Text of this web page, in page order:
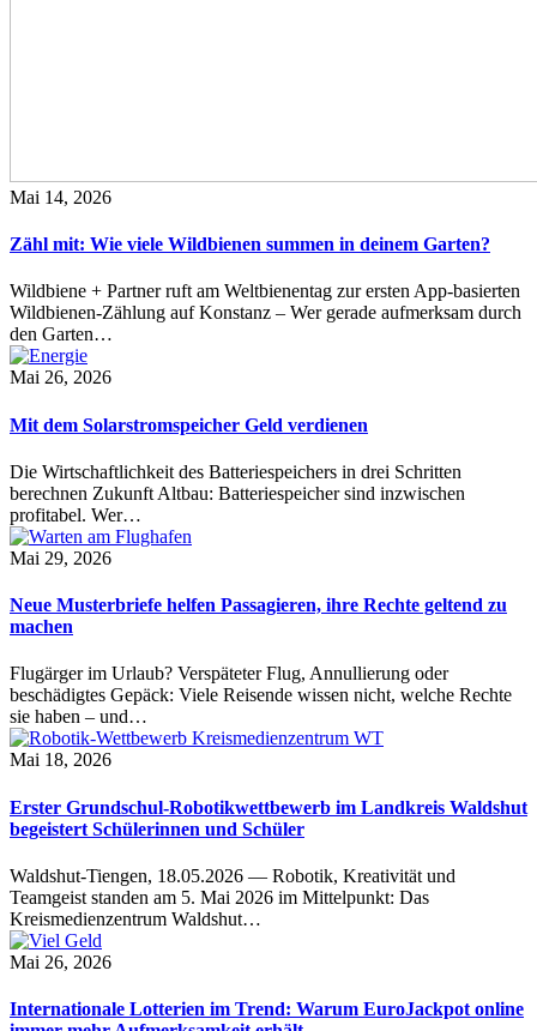
Mai 14, 2026
Zähl mit: Wie viele Wildbienen summen in deinem Garten?
Wildbiene + Partner ruft am Weltbienentag zur ersten App-basierten
Wildbienen-Zählung auf Konstanz – Wer gerade aufmerksam durch
den Garten…
Mai 26, 2026
Mit dem Solarstromspeicher Geld verdienen
Die Wirtschaftlichkeit des Batteriespeichers in drei Schritten
berechnen Zukunft Altbau: Batteriespeicher sind inzwischen
profitabel. Wer…
Mai 29, 2026
Neue Musterbriefe helfen Passagieren, ihre Rechte geltend zu
machen
Flugärger im Urlaub? Verspäteter Flug, Annullierung oder
beschädigtes Gepäck: Viele Reisende wissen nicht, welche Rechte
sie haben – und…
Mai 18, 2026
Erster Grundschul-Robotikwettbewerb im Landkreis Waldshut
begeistert Schülerinnen und Schüler
Waldshut-Tiengen, 18.05.2026 — Robotik, Kreativität und
Teamgeist standen am 5. Mai 2026 im Mittelpunkt: Das
Kreismedienzentrum Waldshut…
Mai 26, 2026
Internationale Lotterien im Trend: Warum EuroJackpot online